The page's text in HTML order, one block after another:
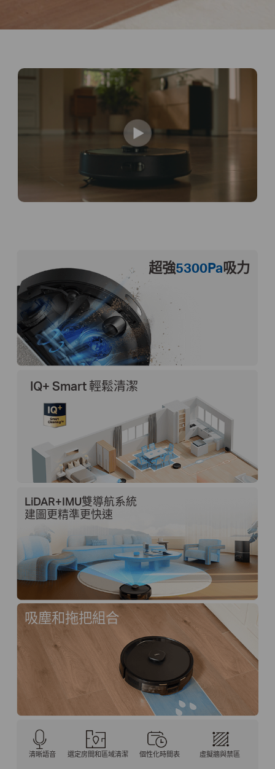
超強5300Pa吸力
IQ+ Smart 輕鬆清潔
LiDAR+IMU雙導航系統
建圖更精準更快速
吸塵和拖把組合
清晰語音 選定房間和區域清潔 個性化時間表 虛擬牆與禁區